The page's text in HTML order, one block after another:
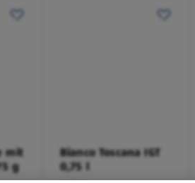
mit
g
Bianco Toscana IGT
0,75 l